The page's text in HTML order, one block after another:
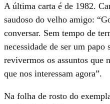
A última carta é de 1982.
saudoso do velho amigo:
conversar. Sem tempo de
necessidade de ser um papo
revivermos os assuntos que
que nos interessam agora”.
Na folha de rosto do